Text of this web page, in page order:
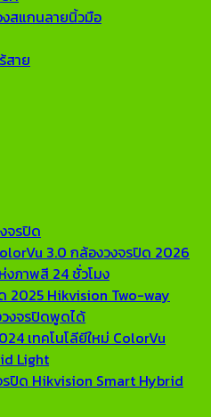
งสแกนลายนิ้วมือ
สาย
จรปิด
3.0 กล้องวงจรปิด 2026
งภาพสี 24 ชั่วโมง
2025 Hikvision Two-way
งจรปิดพูดได้
เทคโนโลียีใหม่ ColorVu
Light
รปิด Hikvision Smart Hybrid